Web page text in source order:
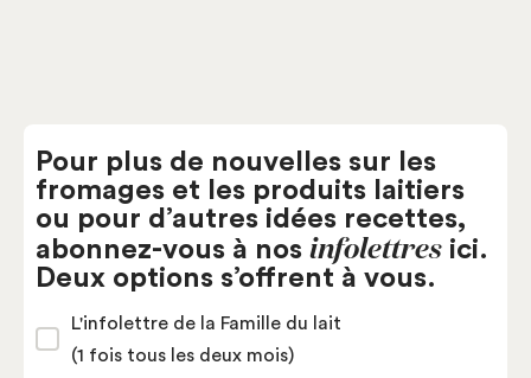
Pour plus de nouvelles sur les
fromages et les produits laitiers
ou pour d’autres idées recettes,
abonnez-vous à nos infolettres ici.
Deux options s’offrent à vous.
L'infolettre de la Famille du lait
(1 fois tous les deux mois)